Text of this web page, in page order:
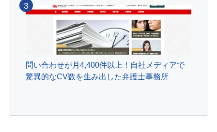
問い合わせが月4,400件以上！自社メディアで
驚異的なCV数を生み出した弁護士事務所
3